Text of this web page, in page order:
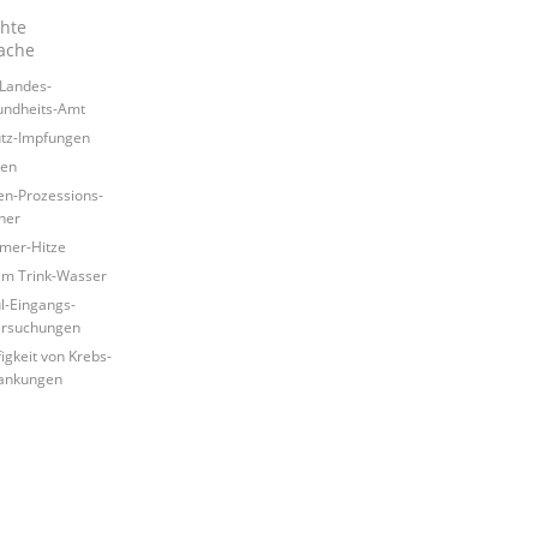
Amt
Impfungen
Prozessions-
Hitze
Trink-Wasser
Eingangs-
von Krebs-